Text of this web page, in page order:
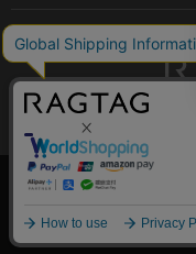
デザイナーズブラ
COPYRIGHT© TIN